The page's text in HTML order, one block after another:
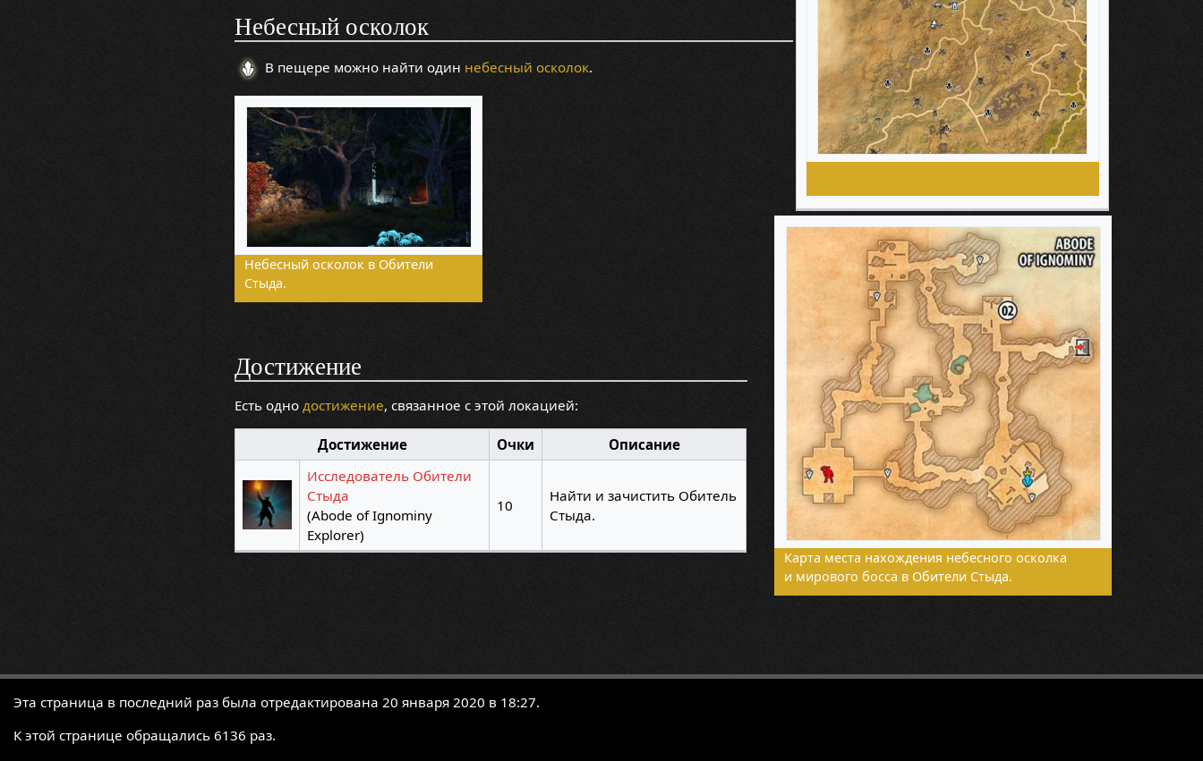
Небесный осколок
В пещере можно найти один небесный осколок.
Небесный осколок в Обители
Стыда.
Карта места нахождения небесного осколка
и мирового босса в Обители Стыда.
Достижение
Есть одно достижение, связанное с этой локацией:
Достижение Очки
Описание
Исследователь Обители
Стыда
(Abode of Ignominy
Explorer)
10
Найти и зачистить Обитель
Стыда.
Эта страница в последний раз была отредактирована 20 января 2020 в 18:27.
К этой странице обращались 6136 раз.